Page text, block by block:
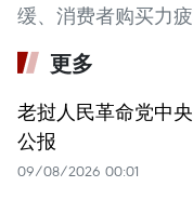
缓、消费者购买力
更多
老挝人民革命党中
公报
09/08/2026 00:01